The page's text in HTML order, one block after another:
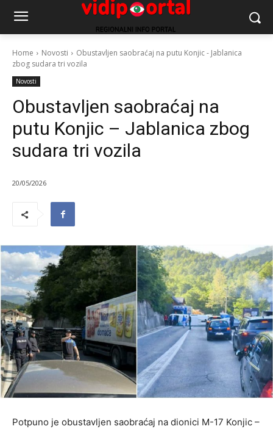
Home Novosti
Obustavljen saobraćaj na putu Konjic - Jablanica
zbog sudara tri vozila
Novosti
Obustavljen saobraćaj na
putu Konjic – Jablanica zbog
sudara tri vozila
20/05/2026
Potpuno je obustavljen saobraćaj na dionici M-17 Konjic –